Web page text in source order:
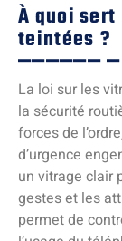
À quoi
teintées ?
La loi sur les
la sécurité
forces de
d’urgence
un vitrage clair
gestes et les
permet de